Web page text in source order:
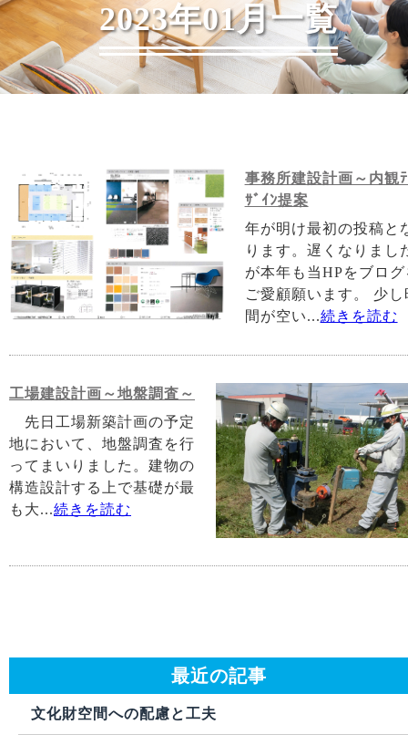
2023年01月一覧
事務所建設計画～内観
ｻﾞｲﾝ提案
年が明け最初の投稿と
ります。遅くなりまし
が本年も当HPをブログ
ご愛顧願います。 少し
間が空い...続きを読む
工場建設計画～地盤調査～
先日工場新築計画の予定
地において、地盤調査を行
ってまいりました。建物の
構造設計する上で基礎が最
も大...続きを読む
最近の記事
文化財空間への配慮と工夫